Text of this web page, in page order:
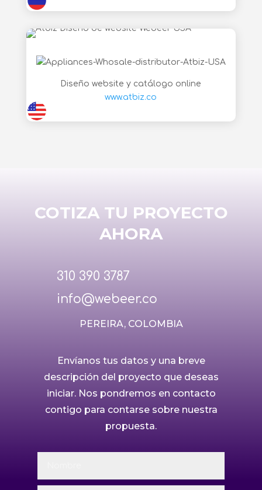
Diseño website y catálogo online
www.atbiz.co
COTIZA TU PROYECTO
AHORA
310 390 3787
info@webeer.co
PEREIRA, COLOMBIA
Envíanos tus datos y una breve
descripción del proyecto que deseas
iniciar. Nos pondremos en contacto
contigo para contarse sobre nuestra
propuesta.